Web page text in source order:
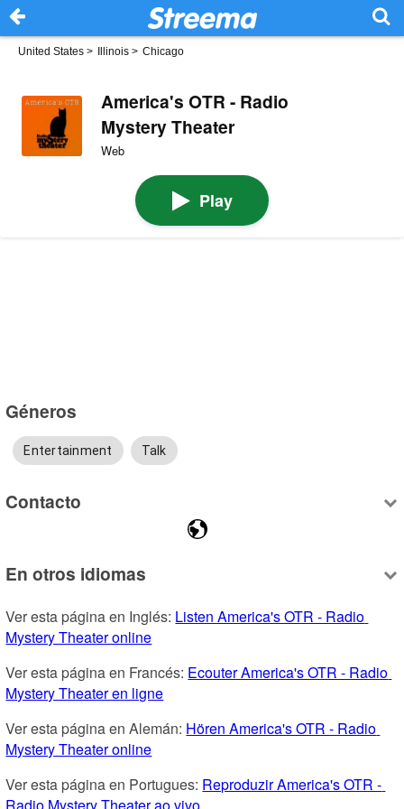
United States > Illinois > Chicago
America's OTR - Radio
Mystery Theater
Web
Play
Géneros
Entertainment Talk
Contacto
En otros idiomas
Ver esta página en Inglés: Listen America's OTR - Radio
Mystery Theater online
Ver esta página en Francés: Ecouter America's OTR - Radio
Mystery Theater en ligne
Ver esta página en Alemán: Hören America's OTR - Radio
Mystery Theater online
Ver esta página en Portugues: Reproduzir America's OTR -
Radio Mystery Theater ao vivo